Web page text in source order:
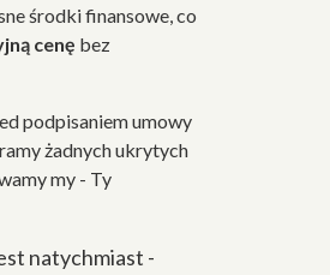
środki finansowe, co
cenę bez
podpisaniem umowy
żadnych ukrytych
my - Ty
natychmiast -